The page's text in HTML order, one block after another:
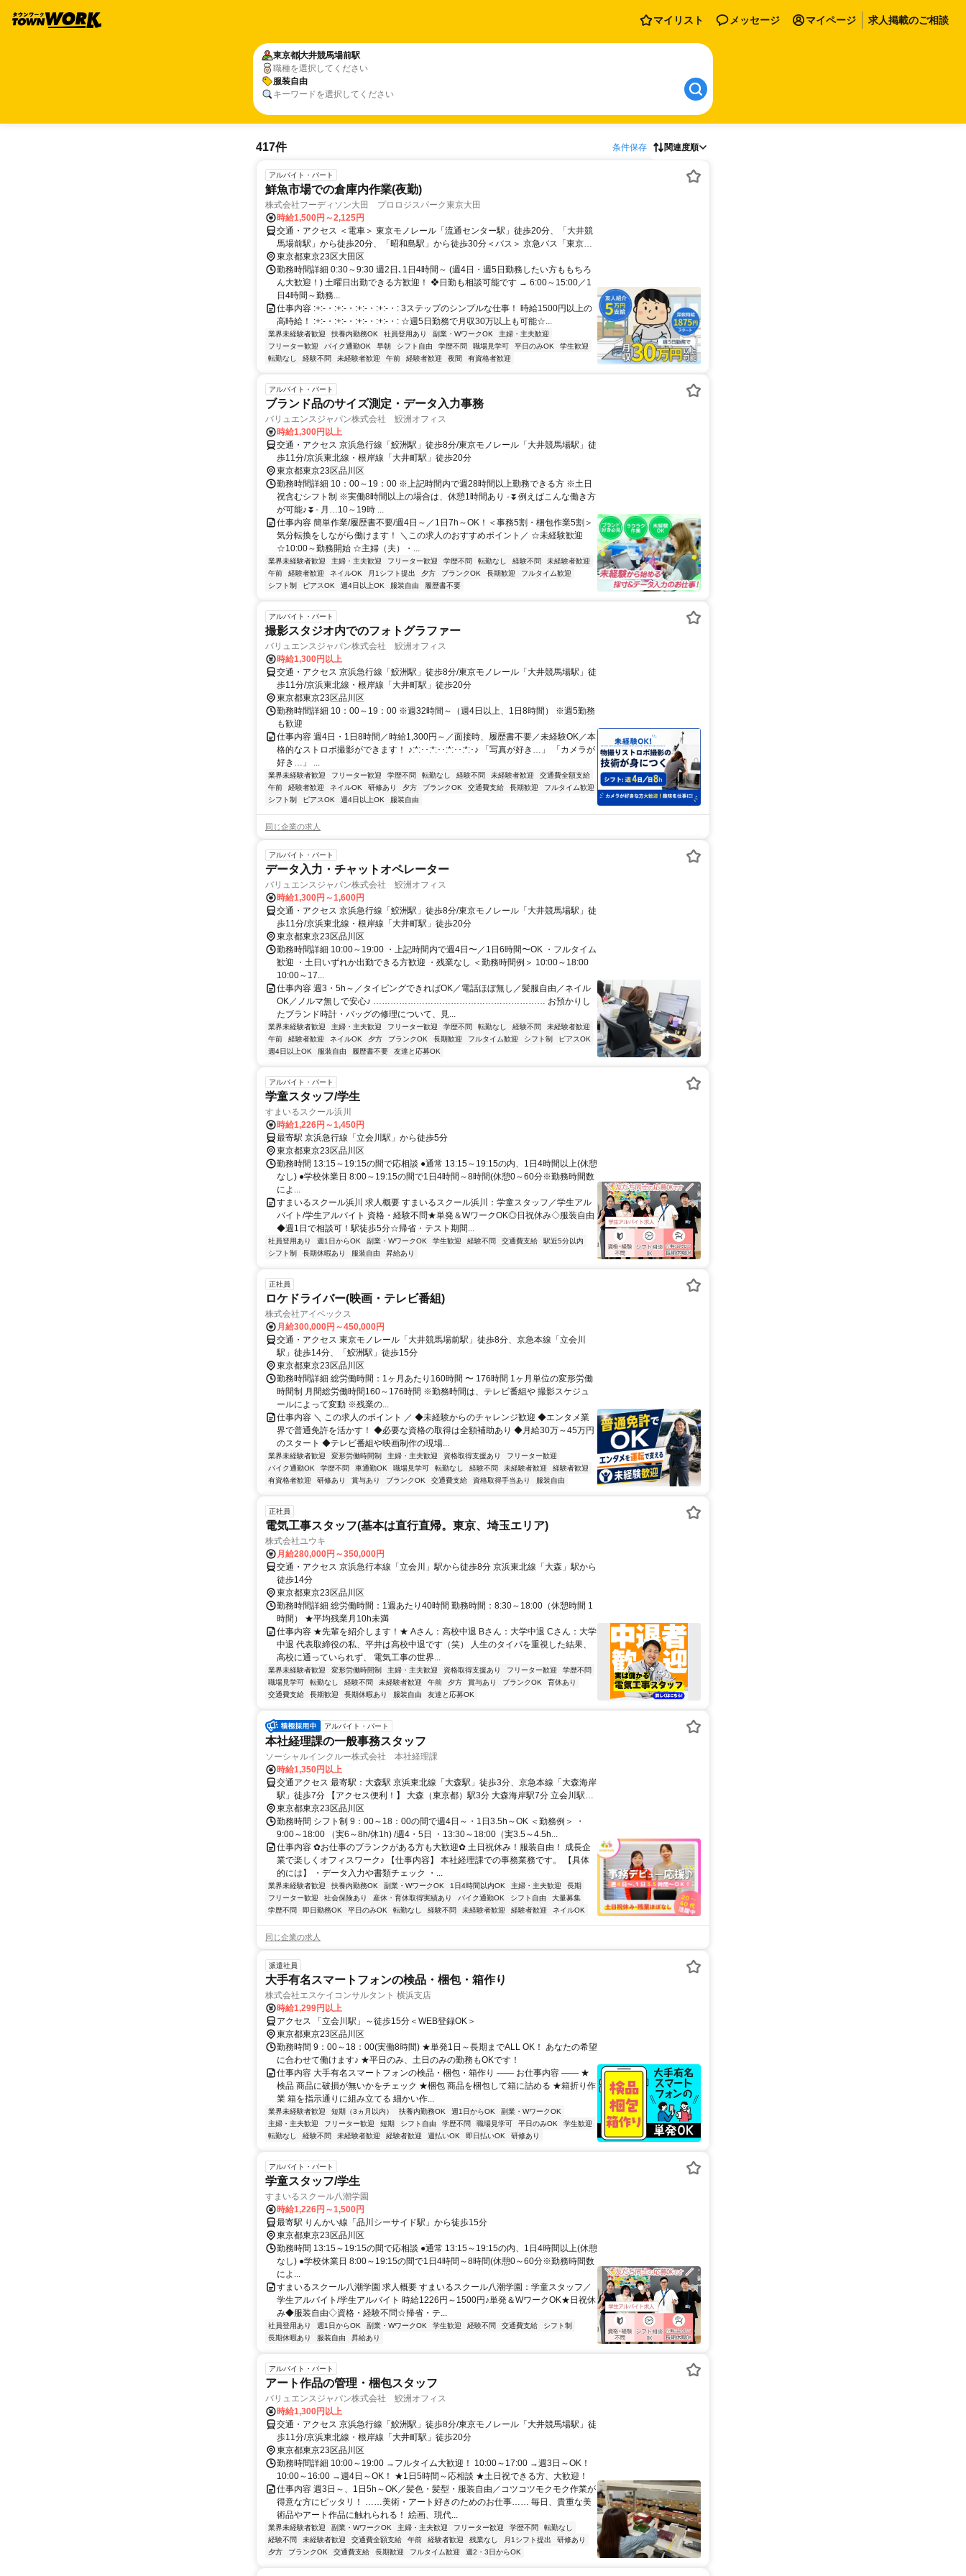
マイリスト メッセージ マイページ 求人掲載のご相談
東京都大井競馬場前駅
職種を選択してください
服装自由
キーワードを選択してください
417件 条件保存 関連度順
アルバイト・パート
鮮魚市場での倉庫内作業(夜勤)
株式会社フーディソン大田 プロロジスパーク東京大田
時給1,500円～2,125円
交通・アクセス ＜電車＞ 東京モノレール「流通センター駅」徒歩20分、「大井競
馬場前駅」から徒歩20分、「昭和島駅」から徒歩30分＜バス＞ 京急バス「東京港
野鳥公園/野鳥公園」から徒歩8分
東京都東京23区大田区
勤務時間詳細 0:30～9:30 週2日､1日4時間～ (週4日・週5日勤務したい方ももちろ
ん大歓迎！) 土曜日出勤できる方歓迎！ ❖日勤も相談可能です → 6:00～15:00／1
日4時間～勤務...
仕事内容 :+:-・:+:-・:+:-・:+:-・: 3ステップのシンプルな仕事！ 時給1500円以上の
高時給！ :+:-・:+:-・:+:-・:+:-・: ☆週5日勤務で月収30万以上も可能☆...
業界未経験者歓迎 扶養内勤務OK 社員登用あり 副業・WワークOK
主婦・主夫歓迎
フリーター歓迎
バイク通勤OK 早朝 シフト自由 学歴不問 職場見学可 平日のみOK
学生歓迎
転勤なし
経験不問 未経験者歓迎 午前 経験者歓迎 夜間 有資格者歓迎
アルバイト・パート
ブランド品のサイズ測定・データ入力事務
バリュエンスジャパン株式会社 鮫洲オフィス
時給1,300円以上
交通・アクセス 京浜急行線「鮫洲駅」徒歩8分/東京モノレール「大井競馬場駅」徒
歩11分/京浜東北線・根岸線「大井町駅」徒歩20分
東京都東京23区品川区
勤務時間詳細 10：00～19：00 ※上記時間内で週28時間以上勤務できる方 ※土日
祝含むシフト制 ※実働8時間以上の場合は、休憩1時間あり -⏬例えばこんな働き方
が可能♪⏬- 月…10～19時 ...
仕事内容 簡単作業/履歴書不要/週4日～／1日7h～OK！＜事務5割・梱包作業5割＞
気分転換をしながら働けます！ ＼この求人のおすすめポイント／ ☆未経験歓迎
☆10:00～勤務開始 ☆主婦（夫）・...
業界未経験者歓迎 主婦・主夫歓迎 フリーター歓迎 学歴不問 転勤なし 経験不問
未経験者歓迎
午前
経験者歓迎 ネイルOK 月1シフト提出 夕方 ブランクOK 長期歓迎
フルタイム歓迎
シフト制
ピアスOK 週4日以上OK 服装自由 履歴書不要
アルバイト・パート
撮影スタジオ内でのフォトグラファー
バリュエンスジャパン株式会社 鮫洲オフィス
時給1,300円以上
交通・アクセス 京浜急行線「鮫洲駅」徒歩8分/東京モノレール「大井競馬場駅」徒
歩11分/京浜東北線・根岸線「大井町駅」徒歩20分
東京都東京23区品川区
勤務時間詳細 10：00～19：00 ※週32時間～（週4日以上、1日8時間） ※週5勤務
も歓迎
仕事内容 週4日・1日8時間／時給1,300円～／面接時、履歴書不要／未経験OK／本
格的なストロボ撮影ができます！ ♪:*:･･:*:･･:*:･･:*:･♪ 「写真が好き…」 「カメラが
好き…」 ...
業界未経験者歓迎 フリーター歓迎 学歴不問 転勤なし 経験不問 未経験者歓迎
交通費全額支給
午前
経験者歓迎 ネイルOK 研修あり 夕方 ブランクOK 交通費支給 長期歓迎
フルタイム歓迎
シフト制
ピアスOK 週4日以上OK 服装自由
同じ企業の求人
アルバイト・パート
データ入力・チャットオペレーター
バリュエンスジャパン株式会社 鮫洲オフィス
時給1,300円～1,600円
交通・アクセス 京浜急行線「鮫洲駅」徒歩8分/東京モノレール「大井競馬場駅」徒
歩11分/京浜東北線・根岸線「大井町駅」徒歩20分
東京都東京23区品川区
勤務時間詳細 10:00～19:00 ・上記時間内で週4日〜／1日6時間〜OK ・フルタイム
歓迎 ・土日いずれか出勤できる方歓迎 ・残業なし ＜勤務時間例＞ 10:00～18:00
10:00～17...
仕事内容 週3・5h～／タイピングできればOK／電話ほぼ無し／髪服自由／ネイル
OK／ノルマ無しで安心♪ …………………………………………………… お預かりし
たブランド時計・バッグの修理について、見...
業界未経験者歓迎 主婦・主夫歓迎 フリーター歓迎 学歴不問 転勤なし 経験不問
未経験者歓迎
午前
経験者歓迎 ネイルOK 夕方 ブランクOK 長期歓迎 フルタイム歓迎 シフト制
ピアスOK
週4日以上OK
服装自由 履歴書不要 友達と応募OK
アルバイト・パート
学童スタッフ/学生
すまいるスクール浜川
時給1,226円～1,450円
最寄駅 京浜急行線「立会川駅」から徒歩5分
東京都東京23区品川区
勤務時間 13:15～19:15の間で応相談 ●通常 13:15～19:15の内、1日4時間以上(休憩
なし) ●学校休業日 8:00～19:15の間で1日4時間～8時間(休憩0～60分※勤務時間数
によ...
すまいるスクール浜川 求人概要 すまいるスクール浜川：学童スタッフ／学生アル
バイト/学生アルバイト 資格・経験不問★単発＆WワークOK◎日祝休み◇服装自由
◆週1日で相談可！駅徒歩5分☆帰省・テスト期間...
社員登用あり 週1日からOK 副業・WワークOK 学生歓迎 経験不問 交通費支給
駅近5分以内
シフト制
長期休暇あり 服装自由 昇給あり
正社員
ロケドライバー(映画・テレビ番組)
株式会社アイベックス
月給300,000円～450,000円
交通・アクセス 東京モノレール「大井競馬場前駅」徒歩8分、京急本線「立会川
駅」徒歩14分、「鮫洲駅」徒歩15分
東京都東京23区品川区
勤務時間詳細 総労働時間：1ヶ月あたり160時間 〜 176時間 1ヶ月単位の変形労働
時間制 月間総労働時間160～176時間 ※勤務時間は、テレビ番組や 撮影スケジュ
ールによって変動 ※残業の...
仕事内容 ＼ この求人のポイント ／ ◆未経験からのチャレンジ歓迎 ◆エンタメ業
界で普通免許を活かす！ ◆必要な資格の取得は全額補助あり ◆月給30万～45万円
のスタート ◆テレビ番組や映画制作の現場...
業界未経験者歓迎 変形労働時間制 主婦・主夫歓迎 資格取得支援あり
フリーター歓迎
バイク通勤OK
学歴不問 車通勤OK 職場見学可 転勤なし 経験不問 未経験者歓迎
経験者歓迎
有資格者歓迎
研修あり 賞与あり ブランクOK 交通費支給 資格取得手当あり 服装自由
正社員
電気工事スタッフ(基本は直行直帰。東京、埼玉エリア)
株式会社ユウキ
月給280,000円～350,000円
交通・アクセス 京浜急行本線「立会川」駅から徒歩8分 京浜東北線「大森」駅から
徒歩14分
東京都東京23区品川区
勤務時間詳細 総労働時間：1週あたり40時間 勤務時間：8:30～18:00（休憩時間 1
時間） ★平均残業月10h未満
仕事内容 ★先輩を紹介します！★ Aさん：高校中退 Bさん：大学中退 Cさん：大学
中退 代表取締役の私、平井は高校中退です（笑） 人生のタイパを重視した結果、
高校に通っていられず、 電気工事の世界...
業界未経験者歓迎 変形労働時間制 主婦・主夫歓迎 資格取得支援あり フリーター歓迎
学歴不問
職場見学可
転勤なし 経験不問 未経験者歓迎 午前 夕方 賞与あり ブランクOK
育休あり
交通費支給
長期歓迎 長期休暇あり 服装自由 友達と応募OK
アルバイト・パート
本社経理課の一般事務スタッフ
ソーシャルインクルー株式会社 本社経理課
時給1,350円以上
交通アクセス 最寄駅：大森駅 京浜東北線「大森駅」徒歩3分、京急本線「大森海岸
駅」徒歩7分 【アクセス便利！】 大森（東京都）駅3分 大森海岸駅7分 立会川駅19
分 平和島駅21分 西大井駅26分 大井競馬場前駅27分 馬込駅28分 大井町駅26分 大
森町駅27分 鮫洲駅30分
東京都東京23区品川区
勤務時間 シフト制 9：00～18：00の間で週4日～・1日3.5h～OK ＜勤務例＞ ・
9:00～18:00 （実6～8h/休1h) /週4・5日 ・13:30～18:00（実3.5～4.5h...
仕事内容 ✿お仕事のブランクがある方も大歓迎✿ 土日祝休み！服装自由！ 成長企
業で楽しくオフィスワーク♪ 【仕事内容】 本社経理課での事務業務です。 【具体
的には】 ・データ入力や書類チェック ・...
業界未経験者歓迎 扶養内勤務OK 副業・WワークOK 1日4時間以内OK 主婦・主夫歓迎
長期
フリーター歓迎
社会保険あり 産休・育休取得実績あり バイク通勤OK シフト自由
大量募集
学歴不問
即日勤務OK 平日のみOK 転勤なし 経験不問 未経験者歓迎 経験者歓迎 ネイルOK
同じ企業の求人
派遣社員
大手有名スマートフォンの検品・梱包・箱作り
株式会社エスケイコンサルタント 横浜支店
時給1,299円以上
アクセス 「立会川駅」～徒歩15分＜WEB登録OK＞
東京都東京23区品川区
勤務時間 9：00～18：00(実働8時間) ★単発1日～長期までALL OK！ あなたの希望
に合わせて働けます♪ ★平日のみ、土日のみの勤務もOKです！
仕事内容 大手有名スマートフォンの検品・梱包・箱作り ―― お仕事内容 ―― ★
検品 商品に破損が無いかをチェック ★梱包 商品を梱包して箱に詰める ★箱折り作
業 箱を指示通りに組み立てる 細かい作...
業界未経験者歓迎 短期（3ヵ月以内） 扶養内勤務OK 週1日からOK
副業・WワークOK
主婦・主夫歓迎
フリーター歓迎 短期 シフト自由 学歴不問 職場見学可 平日のみOK
学生歓迎
転勤なし
経験不問 未経験者歓迎 経験者歓迎 週払いOK 即日払いOK 研修あり
アルバイト・パート
学童スタッフ/学生
すまいるスクール八潮学園
時給1,226円～1,500円
最寄駅 りんかい線「品川シーサイド駅」から徒歩15分
東京都東京23区品川区
勤務時間 13:15～19:15の間で応相談 ●通常 13:15～19:15の内、1日4時間以上(休憩
なし) ●学校休業日 8:00～19:15の間で1日4時間～8時間(休憩0～60分※勤務時間数
によ...
すまいるスクール八潮学園 求人概要 すまいるスクール八潮学園：学童スタッフ／
学生アルバイト/学生アルバイト 時給1226円～1500円♪単発＆WワークOK★日祝休
み◆服装自由◇資格・経験不問☆帰省・テ...
社員登用あり 週1日からOK 副業・WワークOK 学生歓迎 経験不問 交通費支給
シフト制
長期休暇あり
服装自由 昇給あり
アルバイト・パート
アート作品の管理・梱包スタッフ
バリュエンスジャパン株式会社 鮫洲オフィス
時給1,300円以上
交通・アクセス 京浜急行線「鮫洲駅」徒歩8分/東京モノレール「大井競馬場駅」徒
歩11分/京浜東北線・根岸線「大井町駅」徒歩20分
東京都東京23区品川区
勤務時間詳細 10:00～19:00 →フルタイム大歓迎！ 10:00～17:00 →週3日～OK！
10:00～16:00 →週4日～OK！ ★1日5時間～応相談 ★土日祝できる方、大歓迎！
仕事内容 週3日～、1日5h～OK／髪色・髪型・服装自由／コツコツモクモク作業が
得意な方にピッタリ！ ……美術・アート好きのためのお仕事…… 毎日、貴重な美
術品やアート作品に触れられる！ 絵画、現代...
業界未経験者歓迎 副業・WワークOK 主婦・主夫歓迎 フリーター歓迎 学歴不問
転勤なし
経験不問
未経験者歓迎 交通費全額支給 午前 経験者歓迎 残業なし 月1シフト提出
研修あり
夕方
ブランクOK 交通費支給 長期歓迎 フルタイム歓迎 週2・3日からOK